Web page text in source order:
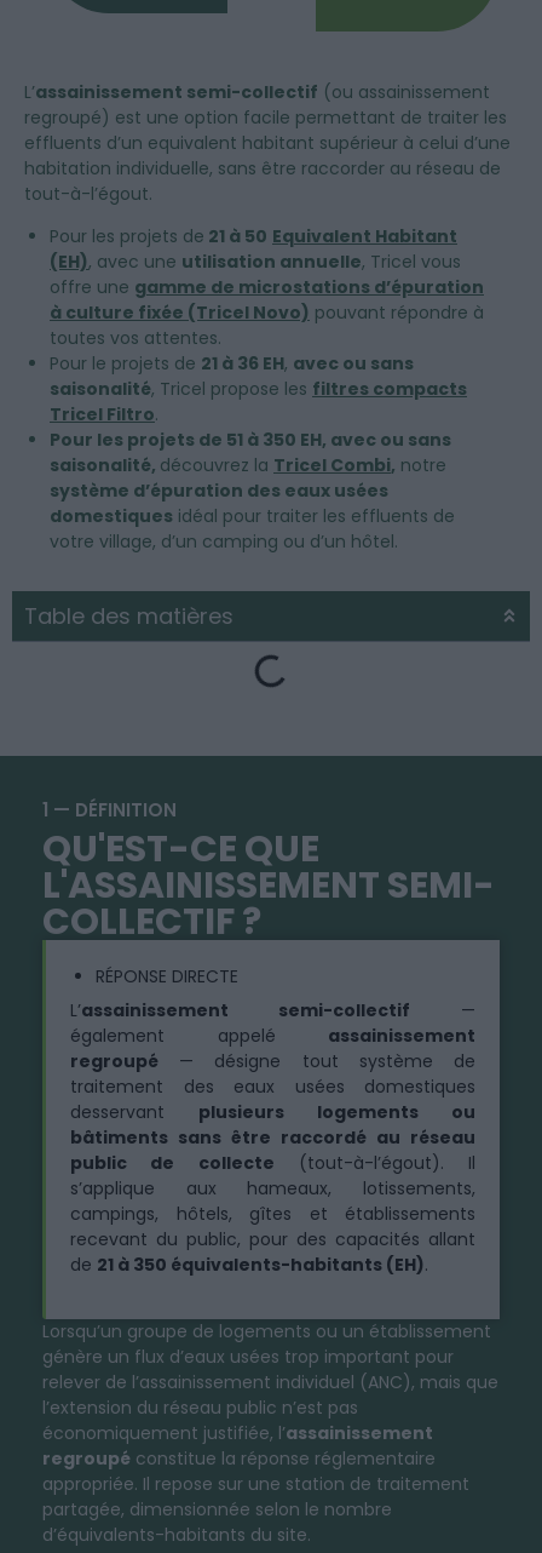
L’assainissement semi-collectif (ou assainissement
regroupé) est une option facile permettant de traiter les
effluents d’un equivalent habitant supérieur à celui d’une
habitation individuelle, sans être raccorder au réseau de
tout-à-l’égout.
Pour les projets de 21 à 50 Equivalent Habitant
(EH), avec une utilisation annuelle, Tricel vous
offre une gamme de microstations d’épuration
à culture fixée (Tricel Novo) pouvant répondre à
toutes vos attentes.
Pour le projets de 21 à 36 EH, avec ou sans
saisonalité, Tricel propose les filtres compacts
Tricel Filtro.
Pour les projets de 51 à 350 EH, avec ou sans
saisonalité, découvrez la Tricel Combi, notre
système d’épuration des eaux usées
domestiques idéal pour traiter les effluents de
votre village, d’un camping ou d’un hôtel.
Table des matières
1 — DÉFINITION
QU'EST-CE QUE
L'ASSAINISSEMENT SEMI-
COLLECTIF ?
RÉPONSE DIRECTE
L’assainissement semi-collectif —
également appelé assainissement
regroupé — désigne tout système de
traitement des eaux usées domestiques
desservant plusieurs logements ou
bâtiments sans être raccordé au réseau
public de collecte (tout-à-l’égout). Il
s’applique aux hameaux, lotissements,
campings, hôtels, gîtes et établissements
recevant du public, pour des capacités allant
de 21 à 350 équivalents-habitants (EH).
Lorsqu’un groupe de logements ou un établissement
génère un flux d’eaux usées trop important pour
relever de l’assainissement individuel (ANC), mais que
l’extension du réseau public n’est pas
économiquement justifiée, l’assainissement
regroupé constitue la réponse réglementaire
appropriée. Il repose sur une station de traitement
partagée, dimensionnée selon le nombre
d’équivalents-habitants du site.